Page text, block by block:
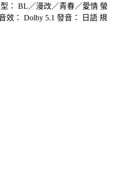
： BL／漫改／青春／愛情 螢
效： Dolby 5.1 發音： 日語 規